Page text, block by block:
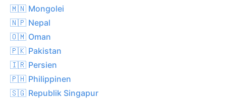
🇲🇳 Mongolei
🇳🇵 Nepal
🇴🇲 Oman
🇵🇰 Pakistan
🇮🇷 Persien
🇵🇭 Philippinen
🇸🇬 Republik Singapur